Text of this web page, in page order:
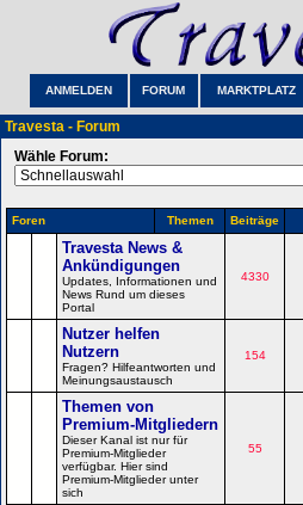
ANMELDEN FORUM MARKTPLATZ
Travesta - Forum
Wähle Forum:
Foren Themen Beiträge
Travesta News &
Ankündigungen
Updates, Informationen und
News Rund um dieses
Portal
4330
Nutzer helfen
Nutzern
Fragen? Hilfeantworten und
Meinungsaustausch
154
Themen von
Premium-Mitgliedern
Dieser Kanal ist nur für
Premium-Mitglieder
verfügbar. Hier sind
Premium-Mitglieder unter
sich
55